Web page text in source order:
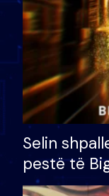
Selin
pestë të
çmimin e